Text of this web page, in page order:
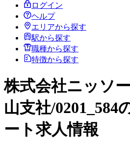
ログイン
ヘルプ
エリアから探す
駅から探す
職種から探す
特徴から探す
株式会社ニッソ
山支社/0201_584
ート求人情報